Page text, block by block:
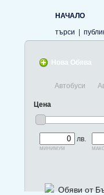
НАЧАЛО
търси
Нова Обява
Автобуси
Цена
лв.
минимум
Обяви от